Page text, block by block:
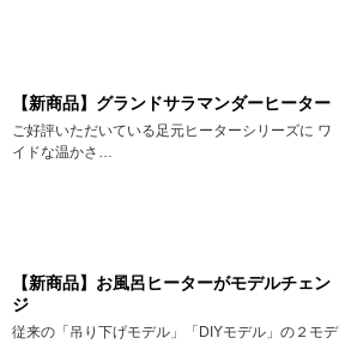
【新商品】グランドサラマンダーヒーター
ご好評いただいている足元ヒーターシリーズに ワ
イドな温かさ…
【新商品】お風呂ヒーターがモデルチェン
ジ
従来の「吊り下げモデル」「DIYモデル」の２モデ